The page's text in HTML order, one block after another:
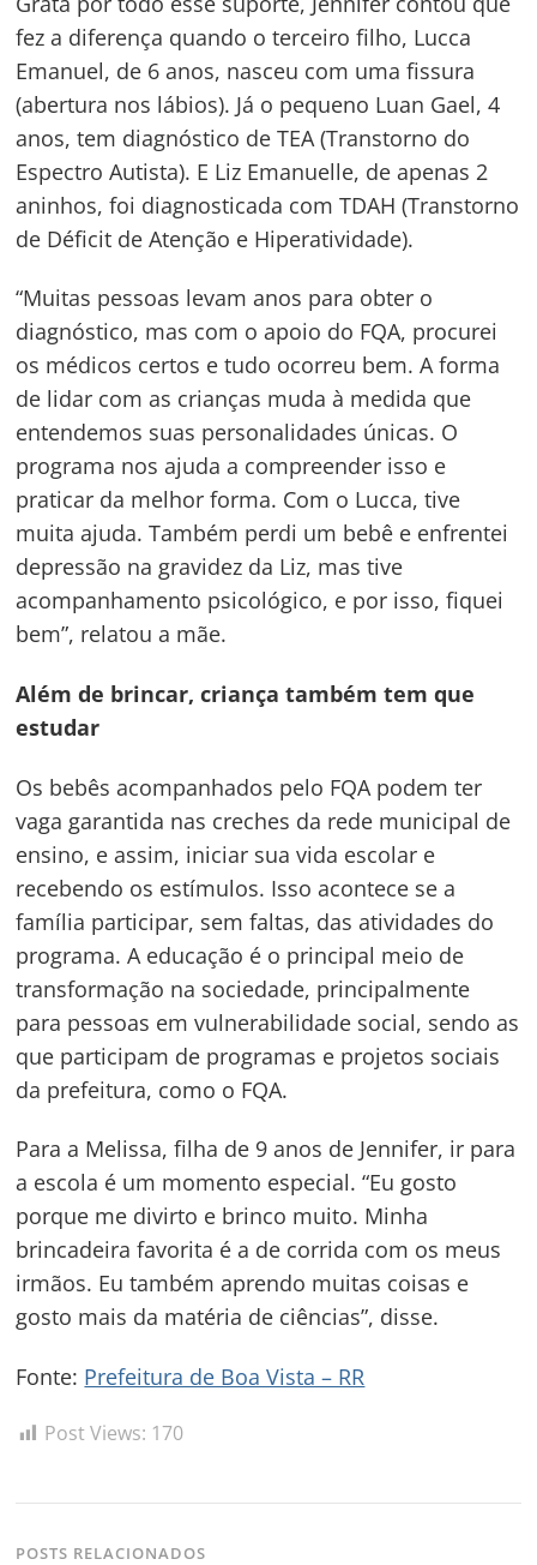
fez a diferença quando o terceiro filho, Lucca
Emanuel, de 6 anos, nasceu com uma fissura
(abertura nos lábios). Já o pequeno Luan Gael, 4
anos, tem diagnóstico de TEA (Transtorno do
Espectro Autista). E Liz Emanuelle, de apenas 2
aninhos, foi diagnosticada com TDAH (Transtorno
de Déficit de Atenção e Hiperatividade).
“Muitas pessoas levam anos para obter o
diagnóstico, mas com o apoio do FQA, procurei
os médicos certos e tudo ocorreu bem. A forma
de lidar com as crianças muda à medida que
entendemos suas personalidades únicas. O
programa nos ajuda a compreender isso e
praticar da melhor forma. Com o Lucca, tive
muita ajuda. Também perdi um bebê e enfrentei
depressão na gravidez da Liz, mas tive
acompanhamento psicológico, e por isso, fiquei
bem”, relatou a mãe.
Além de brincar, criança também tem que
estudar
Os bebês acompanhados pelo FQA podem ter
vaga garantida nas creches da rede municipal de
ensino, e assim, iniciar sua vida escolar e
recebendo os estímulos. Isso acontece se a
família participar, sem faltas, das atividades do
programa. A educação é o principal meio de
transformação na sociedade, principalmente
para pessoas em vulnerabilidade social, sendo as
que participam de programas e projetos sociais
da prefeitura, como o FQA.
Para a Melissa, filha de 9 anos de Jennifer, ir para
a escola é um momento especial. “Eu gosto
porque me divirto e brinco muito. Minha
brincadeira favorita é a de corrida com os meus
irmãos. Eu também aprendo muitas coisas e
gosto mais da matéria de ciências”, disse.
Fonte: Prefeitura de Boa Vista – RR
Post Views: 170
POSTS RELACIONADOS
Post